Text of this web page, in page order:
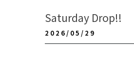
Saturday Drop!!
2026/05/29